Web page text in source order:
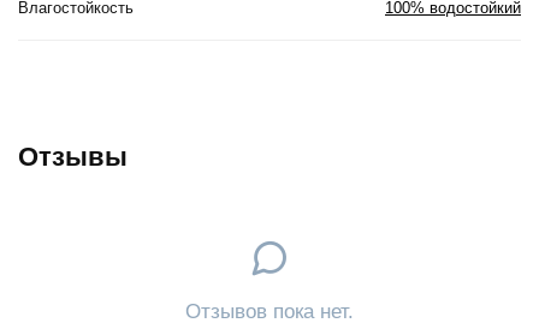
Влагостойкость 100% водостойкий
Отзывы
Отзывов пока нет.